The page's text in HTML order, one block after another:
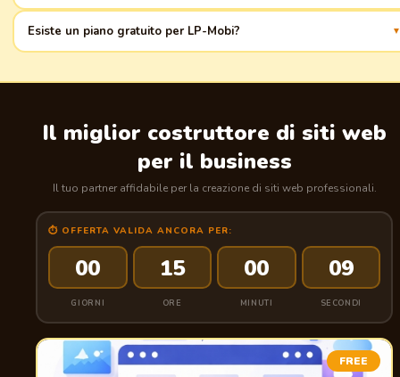
Interfaccia intuitiva, adattabilità ai dispositivi mobili, integrazione con
servizi popolari.
Esiste un piano gratuito per LP-Mobi?
la piattaforma.
Il miglior costruttore di siti web
per il business
Il tuo partner affidabile per la creazione di siti web professionali.
⏱ OFFERTA VALIDA ANCORA PER:
00
GIORNI
15
ORE
00
MINUTI
08
SECONDI
FREE